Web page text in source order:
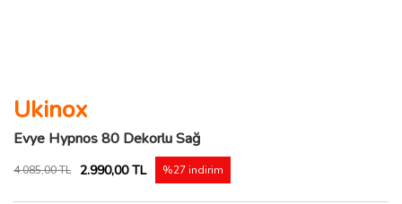
Ukinox
Evye Hypnos 80 Dekorlu Sağ
4.085,00 TL 2.990,00 TL %27 indirim